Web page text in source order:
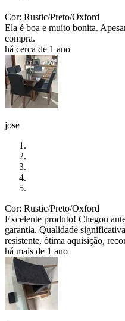
Cor: Rustic/Preto/Oxford
Ela é boa e muito bonita.
compra.
há cerca de 1 ano
jose
Cor: Rustic/Preto/Oxford
Excelente produto! Chegou
garantia. Qualidade
resistente, ótima aquisição,
há mais de 1 ano